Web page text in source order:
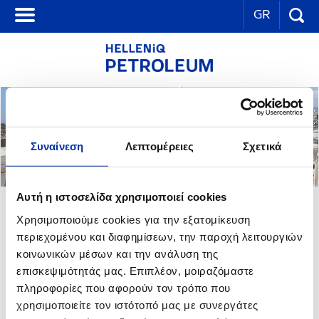
Συναίνεση Λεπτομέρειες Σχετικά
Αυτή η ιστοσελίδα χρησιμοποιεί cookies
Χρησιμοποιούμε cookies για την εξατομίκευση
περιεχομένου και διαφημίσεων, την παροχή λειτουργιών
κοινωνικών μέσων και την ανάλυση της
επισκεψιμότητάς μας. Επιπλέον, μοιραζόμαστε
πληροφορίες που αφορούν τον τρόπο που
χρησιμοποιείτε τον ιστότοπό μας με συνεργάτες
GR
ΕΠΙΚΟΙΝΩΝΙΑ ΜΕ ΤΗ ΔΙΕΥΘΥΝΣΗ
ΑΝΘΡΩΠΙΝΟΥ ΔΥΝΑΜΙΚΟΥ ΟΜΙΛΟΥ
Εάν επιθυμείτε να στείλετε το βιογραφικό σας σημείωμα,
παρακαλούμε επιλέξτε desktop view (στο footer) και ενότητα
«Ανθρώπινο Δυναμικό – Επικοινωνία με τη Διεύθυνση Ανθρώπινου
Ομίλου».